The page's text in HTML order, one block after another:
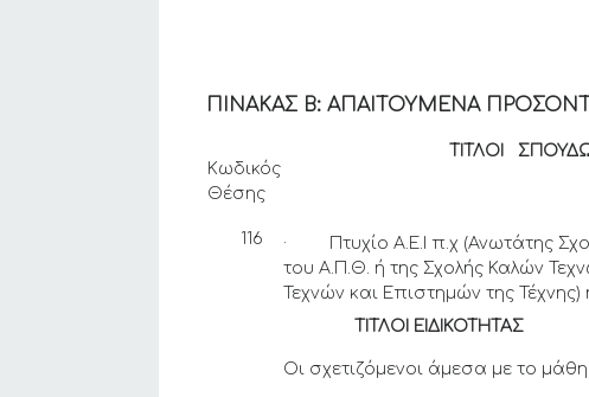
ΠΙΝΑΚΑΣ Β: ΑΠΑΙΤΟΥΜΕΝΑ
Κωδικός
Θέσης
ΤΙΤΛΟΙ
116
· Πτυχίο Α.Ε.Ι π.χ (Ανωτάτης
του Α.Π.Θ. ή της Σχολής Καλών
Τεχνών και Επιστημών της
ΤΙΤΛΟΙ ΕΙΔΙΚΟΤΗΤΑΣ
Οι σχετιζόμενοι άμεσα με το